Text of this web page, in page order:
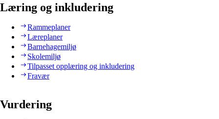
Læring og inkludering
Rammeplaner
Læreplaner
Barnehagemiljø
Skolemiljø
Tilpasset opplæring og inkludering
Fravær
Vurdering